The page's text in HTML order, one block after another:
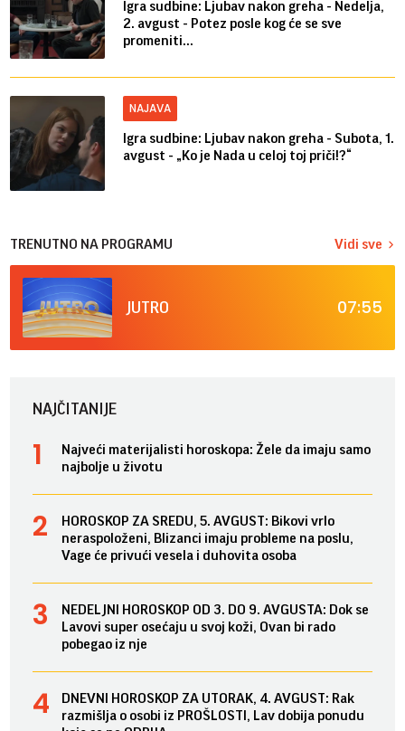
Igra sudbine: Ljubav nakon greha - Nedelja,
2. avgust - Potez posle kog će se sve
promeniti...
NAJAVA
Igra sudbine: Ljubav nakon greha - Subota, 1.
avgust - „Ko je Nada u celoj toj priči!?“
TRENUTNO NA PROGRAMU Vidi sve
JUTRO 07:55
NAJČITANIJE
Najveći materijalisti horoskopa: Žele da imaju samo
najbolje u životu
HOROSKOP ZA SREDU, 5. AVGUST: Bikovi vrlo
neraspoloženi, Blizanci imaju probleme na poslu,
Vage će privući vesela i duhovita osoba
NEDELJNI HOROSKOP OD 3. DO 9. AVGUSTA: Dok se
Lavovi super osećaju u svoj koži, Ovan bi rado
pobegao iz nje
DNEVNI HOROSKOP ZA UTORAK, 4. AVGUST: Rak
razmišlja o osobi iz PROŠLOSTI, Lav dobija ponudu